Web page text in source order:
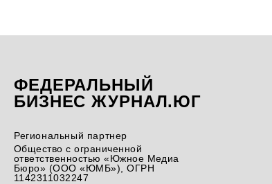
ФЕДЕРАЛЬНЫЙ
БИЗНЕС ЖУРНАЛ.ЮГ
Региональный партнер
Общество с ограниченной
ответственностью «Южное Медиа
Бюро» (ООО «ЮМБ»), ОГРН
1142311032247